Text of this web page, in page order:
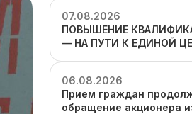
07.08.2026
ПОВЫШЕНИЕ
— НА ПУТИ К ЕДИНОЙ
06.08.2026
Прием граждан
обращение акционера